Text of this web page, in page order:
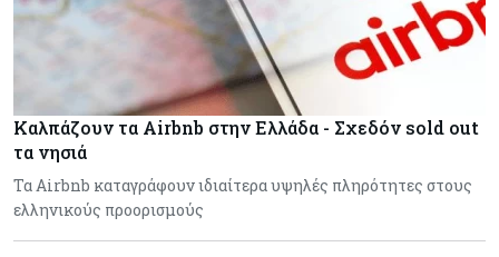
Καλπάζουν τα Airbnb στην Ελλάδα - Σχεδόν sold out
τα νησιά
Τα Airbnb καταγράφουν ιδιαίτερα υψηλές πληρότητες στους
ελληνικούς προορισμούς